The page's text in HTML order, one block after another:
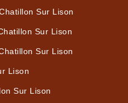
Sur Lison
Sur Lison
Sur Lison
Lison
Sur Lison